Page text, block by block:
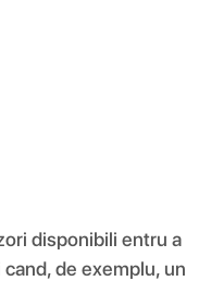
disponibili entru a
de exemplu, un